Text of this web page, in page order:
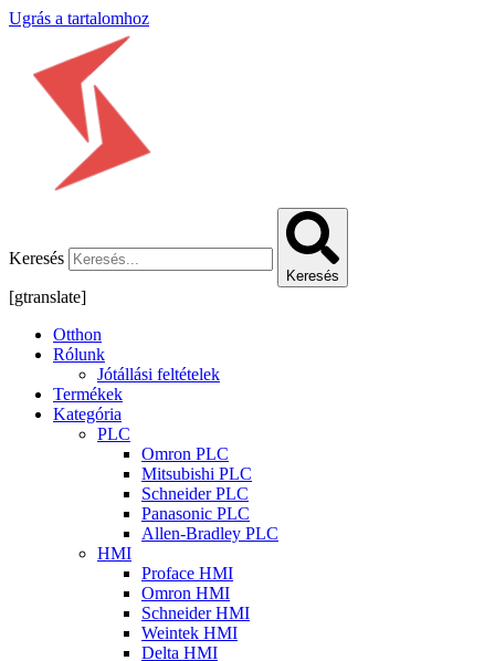
Ugrás a tartalomhoz
Keresés
Keresés
[gtranslate]
Otthon
Rólunk
Jótállási feltételek
Termékek
Kategória
PLC
Omron PLC
Mitsubishi PLC
Schneider PLC
Panasonic PLC
Allen-Bradley PLC
HMI
Proface HMI
Omron HMI
Schneider HMI
Weintek HMI
Delta HMI